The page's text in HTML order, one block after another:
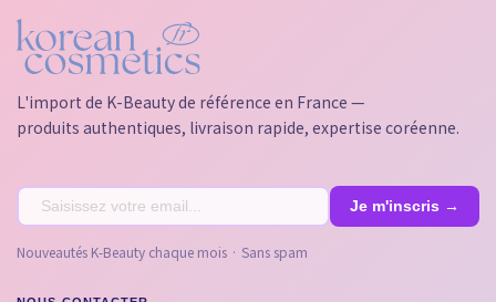
L'import de K-Beauty de référence en France —
produits authentiques, livraison rapide, expertise coréenne.
Nouveautés K-Beauty chaque mois · Sans spam